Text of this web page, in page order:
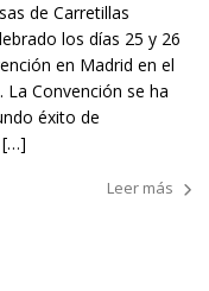
de Carretillas
los días 25 y 26
en Madrid en el
La Convención se ha
éxito de
[…]
Leer más